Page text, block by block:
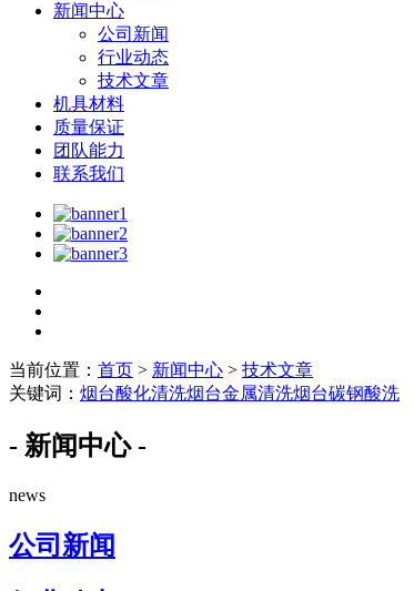
新闻中心
公司新闻
行业动态
技术文章
机具材料
质量保证
团队能力
联系我们
当前位置： 首页 > 新闻中心 > 技术文章
关键词： 烟台酸化清洗烟台金属清洗烟台碳钢酸洗
- 新闻中心 -
news
公司新闻